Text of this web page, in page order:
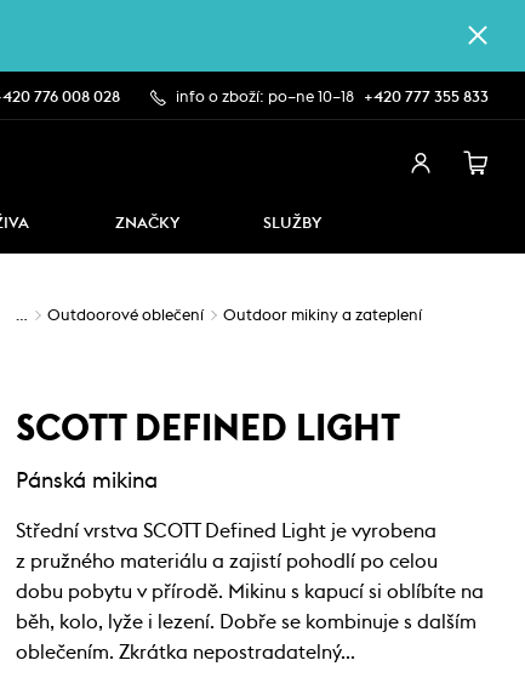
776 008 028 info o zboží: po–ne 10–18 +420 777 355 833
ZNAČKY SLUŽBY
… Outdoorové oblečení Outdoor mikiny a zateplení
SCOTT DEFINED LIGHT
Pánská mikina
Střední vrstva SCOTT Defined Light je vyrobena
z pružného materiálu a zajistí pohodlí po celou
dobu pobytu v přírodě. Mikinu s kapucí si oblíbíte na
běh, kolo, lyže i lezení. Dobře se kombinuje s dalším
oblečením. Zkrátka nepostradatelný…